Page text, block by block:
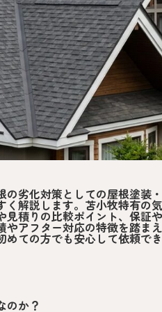
劣化対策としての屋根塗装
解説します。苫小牧特有の
積りの比較ポイント、保証
アフター対応の特徴を踏ま
ての方でも安心して依頼で
のか？